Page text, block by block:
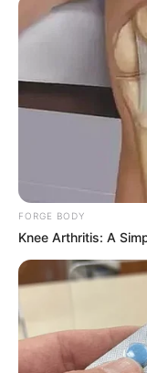
FORGE BODY
Knee Arthritis: A